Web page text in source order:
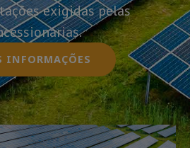
exigidas pelas
INFORMAÇÕES